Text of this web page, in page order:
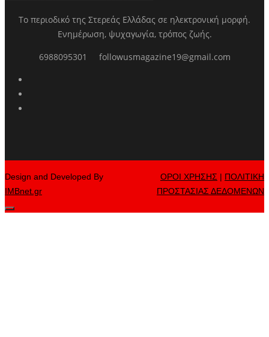
Το περιοδικό της Στερεάς Ελλάδας σε ηλεκτρονική μορφή.
Ενημέρωση, ψυχαγωγία, τρόπος ζωής.
6988095301 followusmagazine19@gmail.com
Design and Developed By
IMBnet.gr
ΟΡΟΙ ΧΡΗΣΗΣ | ΠΟΛΙΤΙΚΗ
ΠΡΟΣΤΑΣΙΑΣ ΔΕΔΟΜΕΝΩΝ